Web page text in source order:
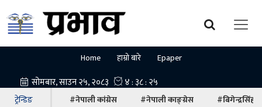
Home हाम्रो बारे Epaper
ट्रेन्डिङ #नेपाली कांग्रेस #नेपाली काङ्ग्रेस #बिगेन्द्रसिंह